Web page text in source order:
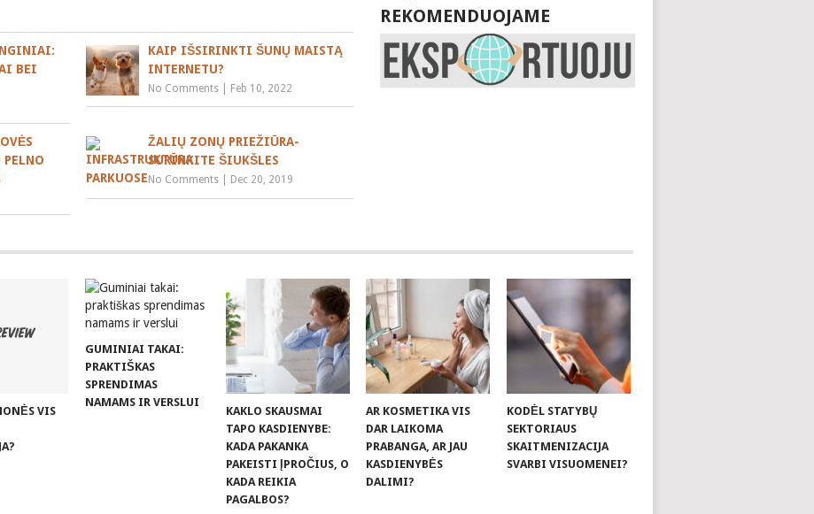
BEI
KAIP IŠSIRINKTI ŠUNŲ MAISTĄ
INTERNETU?
No Comments Feb 10, 2022
ŽALIŲ ZONŲ PRIEŽIŪRA-
SURINKITE ŠIUKŠLES
No Comments Dec 20, 2019
REKOMENDUOJAME
VIS
GUMINIAI TAKAI:
PRAKTIŠKAS
SPRENDIMAS
NAMAMS IR VERSLUI
KAKLO SKAUSMAI
TAPO KASDIENYBE:
KADA PAKANKA
PAKEISTI ĮPROČIUS, O
KADA REIKIA
PAGALBOS?
AR KOSMETIKA VIS
DAR LAIKOMA
PRABANGA, AR JAU
KASDIENYBĖS
DALIMI?
KODĖL STATYBŲ
SEKTORIAUS
SKAITMENIZACIJA
SVARBI VISUOMENEI?